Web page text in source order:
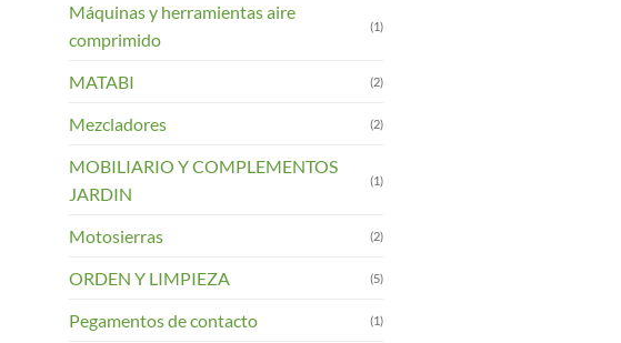
Máquinas y herramientas aire
comprimido
(1)
MATABI (2)
Mezcladores (2)
MOBILIARIO Y COMPLEMENTOS
JARDIN
(1)
Motosierras (2)
ORDEN Y LIMPIEZA (5)
Pegamentos de contacto (1)